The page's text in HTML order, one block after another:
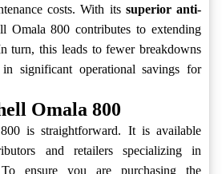
costs. With its superior anti-
Omala 800 contributes to extending
turn, this leads to fewer breakdowns
significant operational savings for
Omala 800
is straightforward. It is available
and retailers specializing in
ensure you are purchasing the